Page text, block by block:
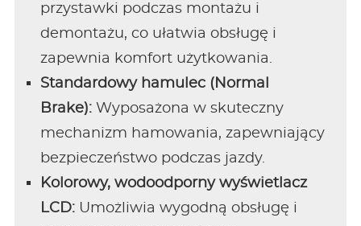
przystawki podczas montażu i
demontażu, co ułatwia obsługę i
zapewnia komfort użytkowania.
Standardowy hamulec (Normal
Brake): Wyposażona w skuteczny
mechanizm hamowania, zapewniający
bezpieczeństwo podczas jazdy.
Kolorowy, wodoodporny wyświetlacz
LCD: Umożliwia wygodną obsługę i